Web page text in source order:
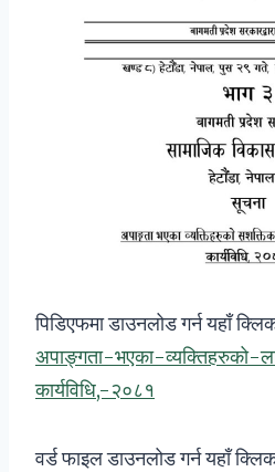
पिडिएफमा डाउनलोड गर्न यहाँ
अपाङ्गता-भएका-व्यक्तिहरुको-
कार्यविधि,-२०८१
वर्ड फाइल डाउनलोड गर्न यहाँ